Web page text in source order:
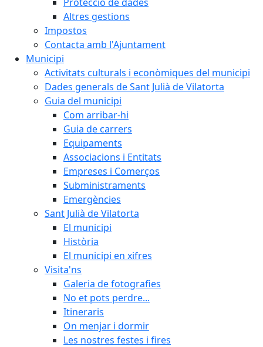
Altres gestions
Impostos
Contacta amb l'Ajuntament
Municipi
Activitats culturals i econòmiques del municipi
Dades generals de Sant Julià de Vilatorta
Guia del municipi
Com arribar-hi
Guia de carrers
Equipaments
Associacions i Entitats
Empreses i Comerços
Subministraments
Emergències
Sant Julià de Vilatorta
El municipi
Història
El municipi en xifres
Visita'ns
Galeria de fotografies
No et pots perdre...
Itineraris
On menjar i dormir
Les nostres festes i fires